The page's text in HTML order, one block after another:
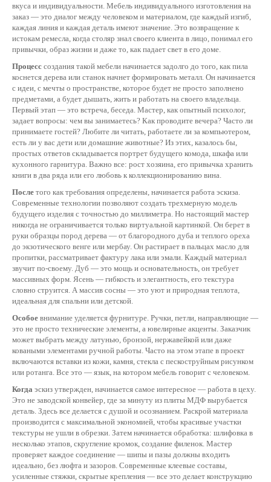
вкуса и индивидуальности. Мебель индивидуального изготовления на
заказ — это диалог между человеком и материалом, где каждый изгиб,
каждая линия и каждая деталь имеют значение. Это возвращение к
истокам ремесла, когда столяр знал своего клиента в лицо, понимал его
привычки, образ жизни и даже то, как падает свет в его доме.
Процесс создания такой мебели начинается задолго до того, как пила
коснется дерева или станок начнет формировать металл. Он начинается
с идеи, с мечты о пространстве, которое будет не просто заполнено
предметами, а будет дышать, жить и работать на своего владельца.
Первый этап — это встреча, беседа. Мастер, как опытный психолог,
задает вопросы: чем вы занимаетесь? Как проводите вечера? Часто ли
принимаете гостей? Любите ли читать, работаете ли за компьютером,
есть ли у вас дети или домашние животные? Из этих, казалось бы,
простых ответов складывается портрет будущего комода, шкафа или
кухонного гарнитура. Важно все: рост хозяина, его привычка хранить
книги в два ряда или его любовь к коллекционированию вина.
После того как требования определены, начинается работа эскиза.
Современные технологии позволяют создать трехмерную модель
будущего изделия с точностью до миллиметра. Но настоящий мастер
никогда не ограничивается только виртуальной картинкой. Он берет в
руки образцы пород дерева — от благородного дуба и теплого ореха
до экзотического венге или мербау. Он растирает в пальцах масло для
пропитки, рассматривает фактуру лака или эмали. Каждый материал
звучит по-своему. Дуб — это мощь и основательность, он требует
массивных форм. Ясень — гибкость и элегантность, его текстура
словно струится. А массив сосны — это уют и природная теплота,
идеальная для спальни или детской.
Особое внимание уделяется фурнитуре. Ручки, петли, направляющие —
это не просто технические элементы, а ювелирные акценты. Заказчик
может выбрать между латунью, бронзой, нержавейкой или даже
коваными элементами ручной работы. Часто на этом этапе в проект
включаются вставки из кожи, камня, стекла с пескоструйным рисунком
или ротанга. Все это — язык, на котором мебель говорит с человеком.
Когда эскиз утвержден, начинается самое интересное — работа в цеху.
Это не заводской конвейер, где за минуту из плиты МДФ вырубается
деталь. Здесь все делается с душой и осознанием. Раскрой материала
производится с максимальной экономией, чтобы красивые участки
текстуры не ушли в обрезки. Затем начинается обработка: шлифовка в
несколько этапов, скругление кромок, создание филенок. Мастер
проверяет каждое соединение — шипы и пазы должны входить
идеально, без люфта и зазоров. Современные клеевые составы,
усиленные стяжки, скрытые крепления — все это делает конструкцию